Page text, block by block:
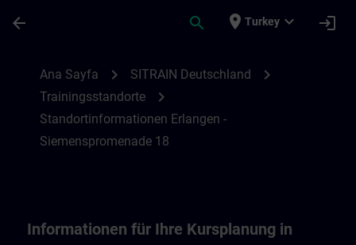
arrow_back search place Turkey expand_more login
Ana Sayfa chevron_right SITRAIN Deutschland chevron_right
Trainingsstandorte chevron_right
Standortinformationen Erlangen -
Siemenspromenade 18
Informationen für Ihre Kursplanung in